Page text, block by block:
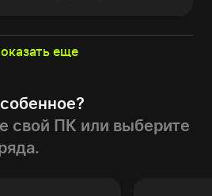
еще
свой ПК или выберите